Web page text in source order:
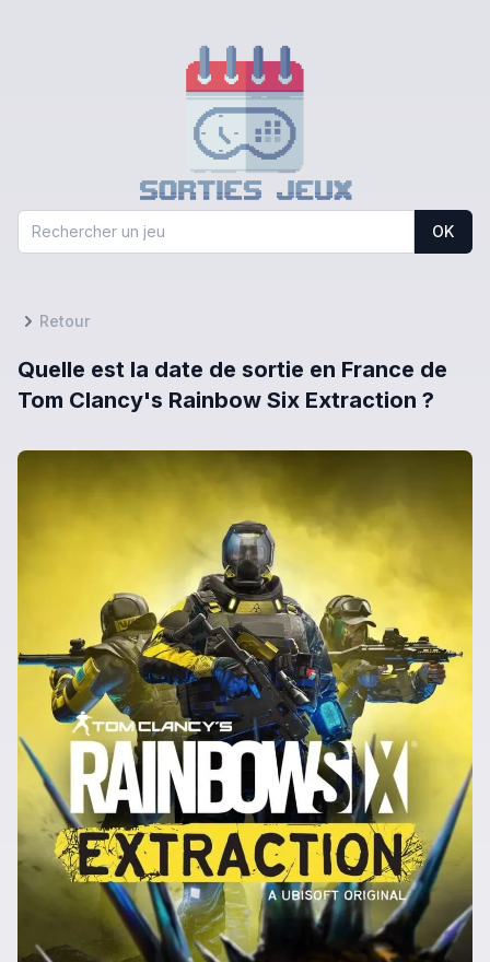
OK
Retour
Quelle est la date de sortie en France de
Tom Clancy's Rainbow Six Extraction ?